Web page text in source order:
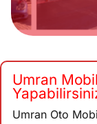
Umran
Umran Oto